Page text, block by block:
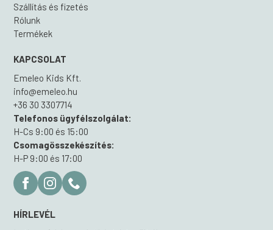
Szállítás és fizetés
Rólunk
Termékek
KAPCSOLAT
Emeleo Kids Kft.
info@emeleo.hu
+36 30 3307714
Telefonos ügyfélszolgálat:
H-Cs 9:00 és 15:00
Csomagösszekészítés:
H-P 9:00 és 17:00
HÍRLEVÉL